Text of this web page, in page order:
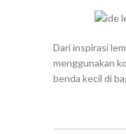
Dari inspirasi
menggunakan
benda kecil di